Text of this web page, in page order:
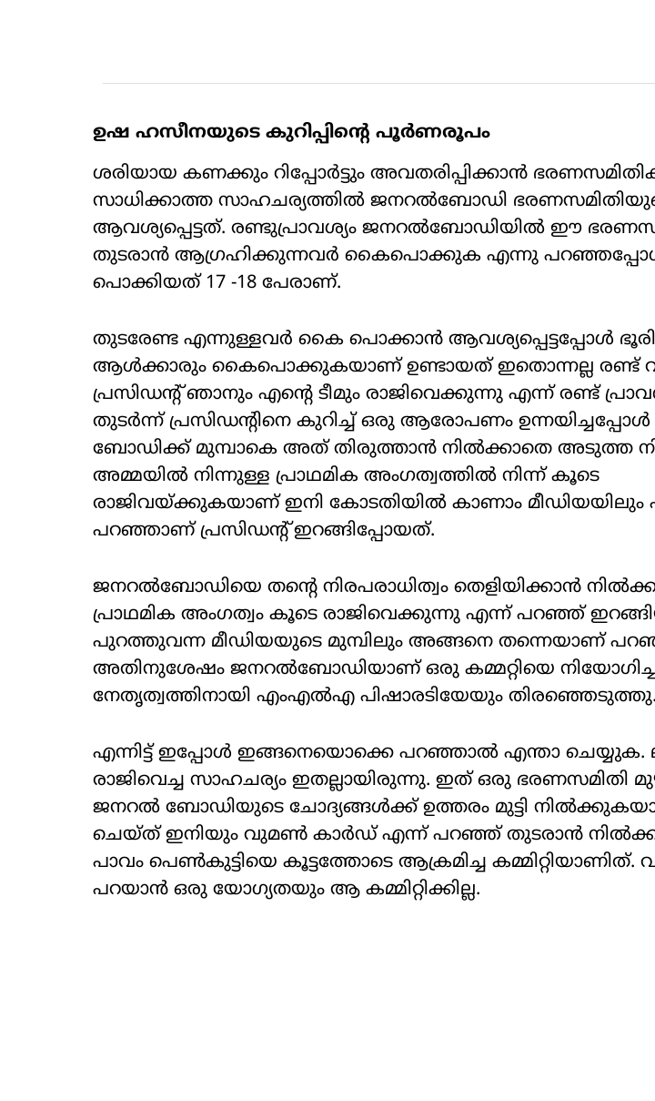
ഉഷ ഹസീനയുടെ കുറിപ്പിന്റെ പൂർണരൂപം
ശരിയായ കണക്കും റിപ്പോർട്ടും അവതരിപ്പിക്കാൻ
സാധിക്കാത്ത സാഹചര്യത്തിൽ ജനറൽബോഡി
ആവശ്യപ്പെട്ടത്. രണ്ടുപ്രാവശ്യം ജനറൽബോഡിയിൽ ഈ
തുടരാൻ ആഗ്രഹിക്കുന്നവർ കൈപൊക്കുക എന്നു
പൊക്കിയത് 17 -18 പേരാണ്.
തുടരേണ്ട എന്നുള്ളവർ കൈ പൊക്കാൻ ആവശ്യപ്പെട്ടപ്പോൾ
ആൾക്കാരും കൈപൊക്കുകയാണ് ഉണ്ടായത് ഇതൊന്നല്ല രണ്ട്
പ്രസിഡന്റ് ഞാനും എന്റെ ടീമും രാജിവെക്കുന്നു എന്ന് രണ്ട്
തുടർന്ന് പ്രസിഡന്റിനെ കുറിച്ച് ഒരു ആരോപണം
ബോഡിക്ക് മുമ്പാകെ അത് തിരുത്താൻ നിൽക്കാതെ അടുത്ത
അമ്മയിൽ നിന്നുള്ള പ്രാഥമിക അംഗത്വത്തിൽ നിന്ന് കൂടെ
രാജിവയ്ക്കുകയാണ് ഇനി കോടതിയിൽ കാണാം
പറഞ്ഞാണ് പ്രസിഡന്റ് ഇറങ്ങിപ്പോയത്.
ജനറൽബോഡിയെ തന്റെ നിരപരാധിത്വം തെളിയിക്കാൻ
പ്രാഥമിക അംഗത്വം കൂടെ രാജിവെക്കുന്നു എന്ന് പറഞ്ഞ്
പുറത്തുവന്ന മീഡിയയുടെ മുമ്പിലും അങ്ങനെ തന്നെയാണ്
അതിനുശേഷം ജനറൽബോഡിയാണ് ഒരു കമ്മറ്റിയെ
നേതൃത്വത്തിനായി എംഎൽഎ പിഷാരടിയേയും തിരഞ്ഞെടുത്തു.
എന്നിട്ട് ഇപ്പോൾ ഇങ്ങനെയൊക്കെ പറഞ്ഞാൽ എന്താ ചെയ്യുക.
രാജിവെച്ച സാഹചര്യം ഇതല്ലായിരുന്നു. ഇത്‌ ഒരു ഭരണസമിതി
ജനറൽ ബോഡിയുടെ ചോദ്യങ്ങൾക്ക് ഉത്തരം മുട്ടി
ചെയ്ത് ഇനിയും വുമൺ കാർഡ് എന്ന് പറഞ്ഞ് തുടരാൻ
പാവം പെൺകുട്ടിയെ കൂട്ടത്തോടെ ആക്രമിച്ച
പറയാൻ ഒരു യോഗ്യതയും ആ കമ്മിറ്റിക്കില്ല.